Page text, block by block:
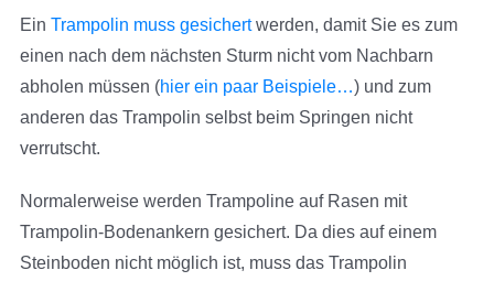
Ein Trampolin muss gesichertwerden, damit Sie es zum
einen nach dem nächsten Sturm nicht vom Nachbarn
abholen müssen (hier ein paar Beispiele…) und zum
anderen das Trampolin selbst beim Springen nicht
verrutscht.
Normalerweise werden Trampoline auf Rasen mit
Trampolin-Bodenankern gesichert. Da dies auf einem
Steinboden nicht möglich ist, muss das Trampolin